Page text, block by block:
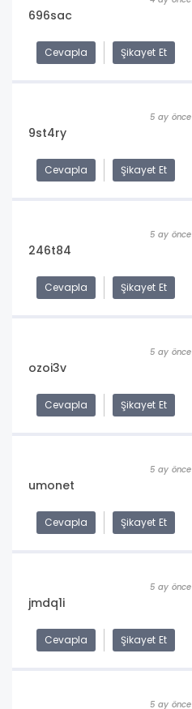
696sac
Cevapla Şikayet Et
5 ay önce
9st4ry
Cevapla Şikayet Et
5 ay önce
246t84
Cevapla Şikayet Et
5 ay önce
ozoi3v
Cevapla Şikayet Et
5 ay önce
umonet
Cevapla Şikayet Et
5 ay önce
jmdq1i
Cevapla Şikayet Et
5 ay önce